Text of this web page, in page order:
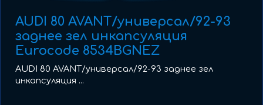
AUDI 80 AVANT/универсал/92-93
заднее зел инкапсуляция
Eurocode 8534BGNEZ
AUDI 80 AVANT/универсал/92-93 заднее зел
инкапсуляция ...